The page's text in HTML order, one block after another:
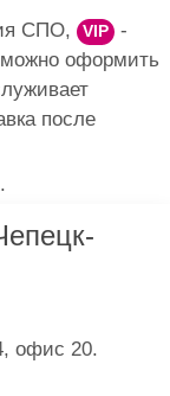
СПО, VIP
-
оформить
после
офис 20.